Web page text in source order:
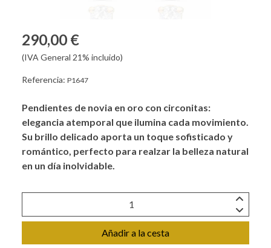
290,00 €
(IVA General 21% incluido)
Referencia: P1647
Pendientes de novia en oro con circonitas:
elegancia atemporal que ilumina cada movimiento.
Su brillo delicado aporta un toque sofisticado y
romántico, perfecto para realzar la belleza natural
en un día inolvidable.
Añadir a la cesta